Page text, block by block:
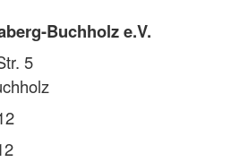
Buchholz e.V.
5